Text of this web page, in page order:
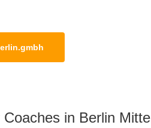
in Berlin Mitte